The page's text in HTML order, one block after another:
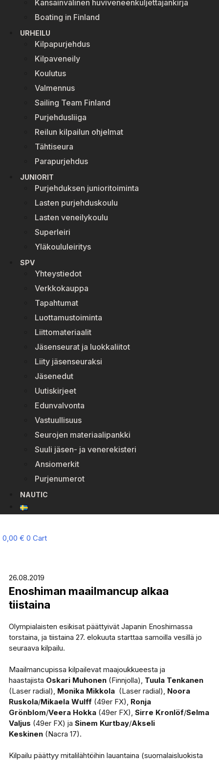
Kansainvälinen huviveneenkuljettajankirja
Boating in Finland
URHEILU
Kilpapurjehdus
Kilpaveneily
Koulutus
Valmennus
Sailing Team Finland
Purjehdusliiga
Reilun kilpailun ohjelmat
Tähtiseura
Parapurjehdus
JUNIORIT
Purjehduksen junioritoiminta
Lasten purjehduskoulu
Lasten veneilykoulu
Superleiri
Yläkoululeiritys
SPV
Yhteystiedot
Verkkokauppa
Tapahtumat
Luottamustoiminta
Liittomateriaalit
Jäsenseurat ja luokkaliitot
Liity jäsenseuraksi
Jäsenedut
Uutiskirjeet
Edunvalvonta
Vastuullisuus
Seurojen materiaalipankki
Suuli jäsen- ja venerekisteri
Ansiomerkit
Purjenumerot
NAUTIC
0,00 € 0 Cart
26.08.2019
Enoshiman maailmancup alkaa
tiistaina
Olympialaisten esikisat päättyivät Japanin Enoshimassa
torstaina, ja tiistaina 27. elokuuta starttaa samoilla vesillä jo
seuraava kilpailu.
Maailmancupissa kilpailevat maajoukkueesta ja
haastajista Oskari Muhonen (Finnjolla), Tuula Tenkanen
(Laser radial), Monika Mikkola (Laser radial), Noora
Ruskola/Mikaela Wulff (49er FX), Ronja
Grönblom/Veera Hokka (49er FX), Sirre Kronlöf/Selma
Valjus (49er FX) ja Sinem Kurtbay/Akseli
Keskinen (Nacra 17).
Kilpailu päättyy mitalilähtöihin lauantaina (suomalaisluokista